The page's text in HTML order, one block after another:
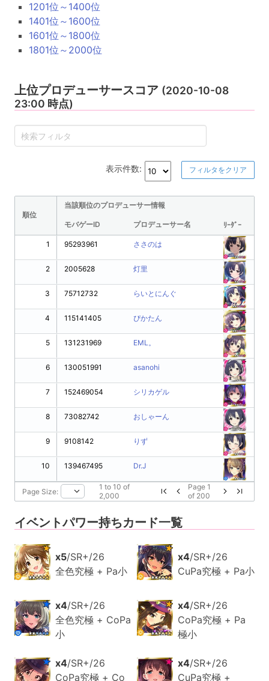
1201位～1400位
1401位～1600位
1601位～1800位
1801位～2000位
上位プロデューサースコア (2020-10-08
23:00 時点)
表示件数: フィルタをクリア
順位
当該順位のプロデューサー情報
モバゲーID プロデューサー名 ﾘｰﾀﾞｰ
1
2
3
4
5
6
7
8
9
10
95293961 ささのは
2005628 灯里
75712732 らいとにんぐ
115141405 ぴかたん
131231969 EML。
130051991 asanohi
152469054 シリカゲル
73082742 おしゃーん
9108142 りず
139467495 Dr.J
Page Size: 1 to 10 of
2,000
Page 1
of 200
イベントパワー持ちカード一覧
x5/SR+/26
全色究極 + Pa小
x4/SR+/26
CuPa究極 + Pa小
x4/SR+/26
全色究極 + CoPa
小
x4/SR+/26
CoPa究極 + Pa
極小
x4/SR+/26
CoPa究極 + Co
x4/SR+/26
CuPa究極 +